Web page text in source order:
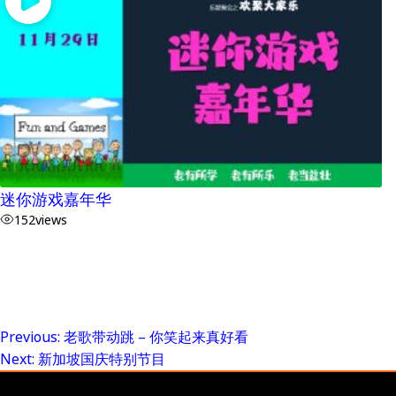
迷你游戏嘉年华
152views
Post
Previous: 老歌带动跳 – 你笑起来真好看
Next: 新加坡国庆特别节目